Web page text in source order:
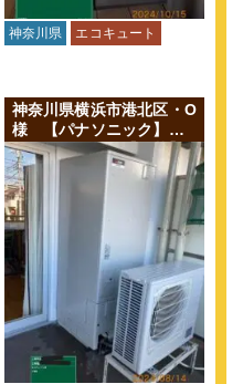
神奈川県 エコキュート
神奈川県横浜市港北区・O
様 【パナソニック】エ
コキュートから【三菱】
エコキュート 交換